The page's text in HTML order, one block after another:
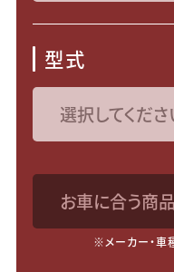
型式
お車に合う商
※メーカー・車